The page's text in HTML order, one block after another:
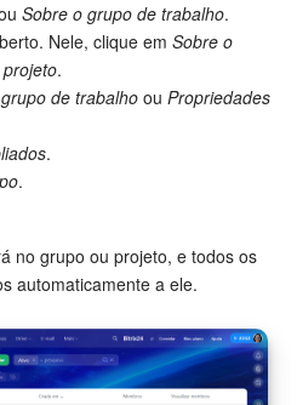
GRÁTIS
LOGIN
Sobre o grupo de trabalho.
Nele, clique em Sobre o
.
de trabalho ou Propriedades
.
.
no grupo ou projeto, e todos os
automaticamente a ele.